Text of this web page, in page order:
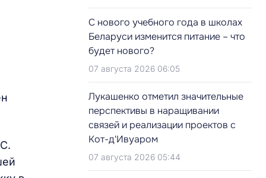
С нового учебного года в школах
Беларуси изменится питание – что
будет нового?
07 августа 2026 06:05
Лукашенко отметил значительные
перспективы в наращивании
связей и реализации проектов с
Кот-д'Ивуаром
07 августа 2026 05:44